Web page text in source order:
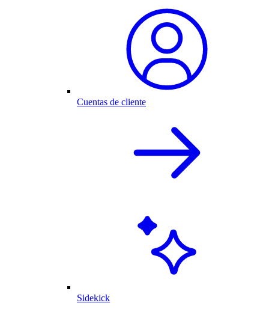
Cuentas de cliente
Sidekick